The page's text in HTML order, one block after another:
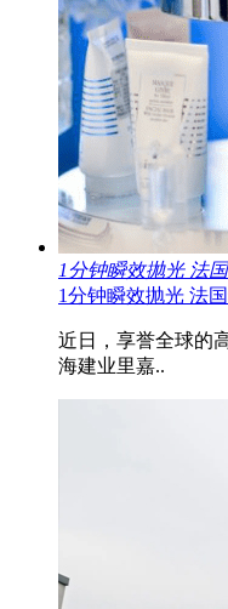
1分钟瞬效抛光 法
1分钟瞬效抛光 法
近日，享誉全球的
海建业里嘉..